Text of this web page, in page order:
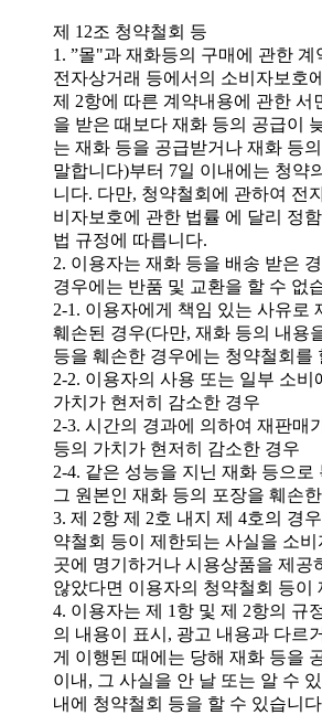
제 12조 청약철회 등
1. ”몰"과 재화등의 구매에 관한
전자상거래 등에서의 소비자보호
제 2항에 따른 계약내용에 관한 서
을 받은 때보다 재화 등의 공급이
는 재화 등을 공급받거나 재화 등
말합니다)부터 7일 이내에는 청약
니다. 다만, 청약철회에 관하여 전
비자보호에 관한 법률 에 달리 정
법 규정에 따릅니다.
2. 이용자는 재화 등을 배송 받은
경우에는 반품 및 교환을 할 수 없
2-1. 이용자에게 책임 있는 사유로
훼손된 경우(다만, 재화 등의 내용
등을 훼손한 경우에는 청약철회를
2-2. 이용자의 사용 또는 일부 소비
가치가 현저히 감소한 경우
2-3. 시간의 경과에 의하여 재판매
등의 가치가 현저히 감소한 경우
2-4. 같은 성능을 지닌 재화 등으로
그 원본인 재화 등의 포장을 훼손
3. 제 2항 제 2호 내지 제 4호의 경
약철회 등이 제한되는 사실을 소
곳에 명기하거나 시용상품을 제공
않았다면 이용자의 청약철회 등이
4. 이용자는 제 1항 및 제 2항의 규
의 내용이 표시, 광고 내용과 다르
게 이행된 때에는 당해 재화 등을
이내, 그 사실을 안 날 또는 알 수
내에 청약철회 등을 할 수 있습니